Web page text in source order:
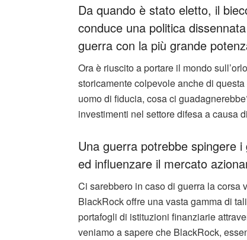
Da quando è stato eletto, il
conduce una politica
guerra con la più grande
Ora è riuscito a portare il mondo
storicamente colpevole anche di
uomo di fiducia, cosa ci
investimenti nel settore difesa a causa
Una guerra potrebbe spingere
ed influenzare il mercato
Ci sarebbero in caso di guerra la corsa
BlackRock offre una vasta gamma di
portafogli di istituzioni finanziarie
veniamo a sapere che BlackRock,